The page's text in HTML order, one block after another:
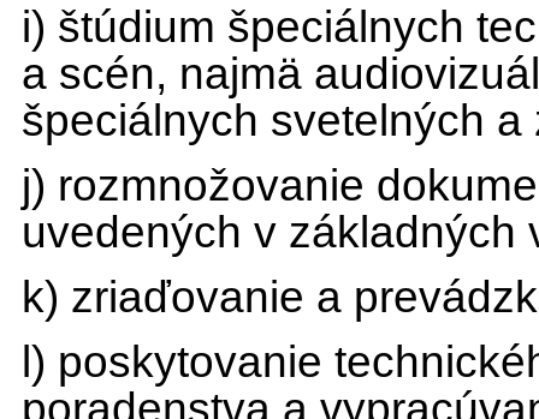
i) štúdium špeciálnych
a scén, najmä
špeciálnych svetelných
j) rozmnožovanie
uvedených v základných
k) zriaďovanie a
l) poskytovanie
poradenstva a